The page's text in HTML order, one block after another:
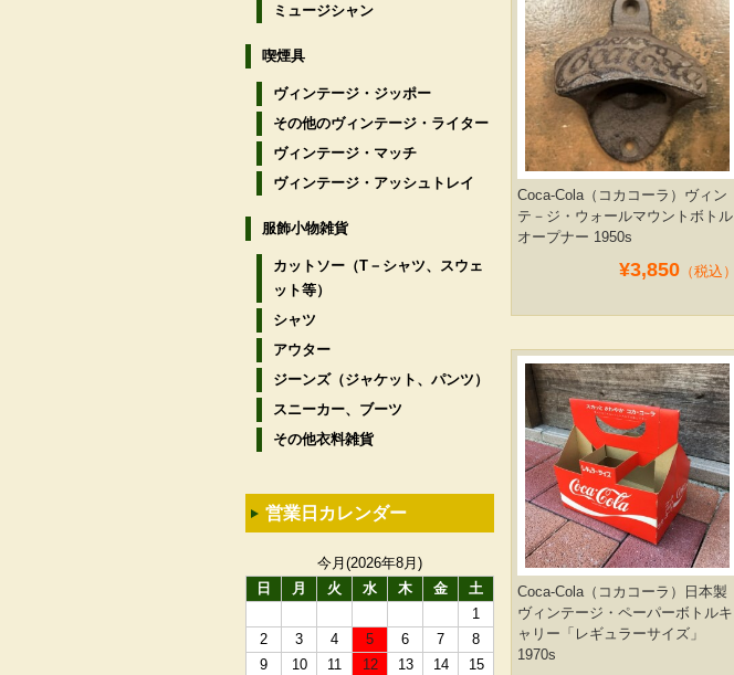
Coca-Cola（コカコーラ）ヴィン
テ－ジ・ウォールマウントボトル
オープナー 1950s
¥3,850 （税込）
Coca-Cola（コカコーラ）日本製
ヴィンテージ・ペーパーボトルキ
ャリー「レギュラーサイズ」
1970s
ミュージシャン
喫煙具
ヴィンテージ・ジッポー
その他のヴィンテージ・ライター
ヴィンテージ・マッチ
ヴィンテージ・アッシュトレイ
服飾小物雑貨
カットソー（T－シャツ、スウェ
ット等）
シャツ
アウター
ジーンズ（ジャケット、パンツ）
スニーカー、ブーツ
その他衣料雑貨
営業日カレンダー
今月(2026年8月)
日
月 火 水 木 金
土
1
2
3 4 5 6 7
8
9
10 11 12 13 14
15